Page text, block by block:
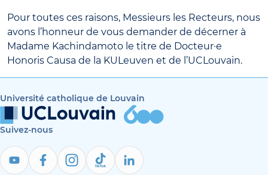
Pour toutes ces raisons, Messieurs les Recteurs, nous
avons l’honneur de vous demander de décerner à
Madame Kachindamoto le titre de Docteur·e
Honoris Causa de la KULeuven et de l’UCLouvain.
Université catholique de Louvain
Suivez-nous